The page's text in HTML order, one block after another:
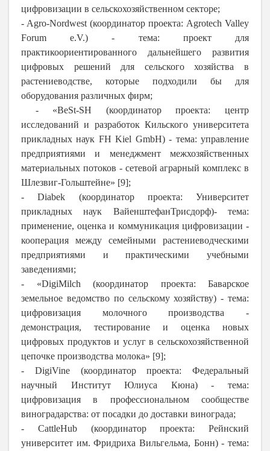
цифровизации в сельскохозяйственном секторе;
- Agro-Nordwest (координатор проекта: Agrotech Valley
Forum e.V.) - тема: проект для
практикоориентированного дальнейшего развития
цифровых решений для сельского хозяйства в
растениеводстве, которые подходили бы для
оборудования различных фирм;
- «BeSt-SH (координатор проекта: центр
исследований и разработок Кильского университета
прикладных наук FH Kiel GmbH) - тема: управление
предприятиями и менеджмент межхозяйственных
материальных потоков - сетевой аграрный комплекс в
Шлезвиг-Гольштейне» [9];
- Diabek (координатор проекта: Университет
прикладных наук ВайенштефанТрисдорф)- тема:
применение, оценка и коммуникация цифровизации -
кооперация между семейными растениеводческими
предприятиями и практическими учебными
заведениями;
- «DigiMilch (координатор проекта: Баварское
земельное ведомство по сельскому хозяйству) - тема:
цифровизация молочного производства -
демонстрация, тестирование и оценка новых
цифровых продуктов и услуг в сельскохозяйственной
цепочке производства молока» [9];
- DigiVine (координатор проекта: Федеральный
научный Институт Юлиуса Кюна) - тема:
цифровизация в профессиональном сообществе
виноградарства: от посадки до доставки винограда;
- CattleHub (координатор проекта: Рейнский
университет им. Фридриха Вильгельма, Бонн) - тема: